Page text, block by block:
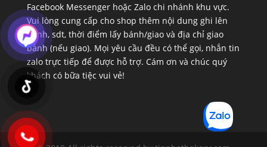
Facebook Messenger hoặc Zalo chi nhánh khu vực.
Vui lòng cung cấp cho shop thêm nội dung ghi lên
bánh, sdt, thời điểm lấy bánh/giao và địa chỉ giao
bánh (nếu giao). Mọi yêu cầu đều có thể gọi, nhắn tin
zalo trực tiếp để được hỗ trợ. Cám ơn và chúc quý
khách có bữa tiệc vui vẻ!